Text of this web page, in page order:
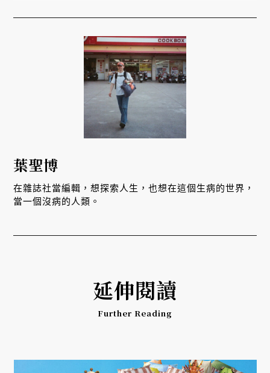
葉聖博
在雜誌社當編輯，想探索人生，也想在這個生病的世界，
當一個沒病的人類。
延伸閱讀
Further Reading